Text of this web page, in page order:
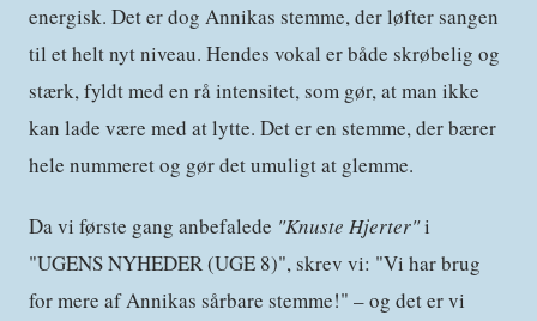
energisk. Det er dog Annikas stemme, der løfter sangen
til et helt nyt niveau. Hendes vokal er både skrøbelig og
stærk, fyldt med en rå intensitet, som gør, at man ikke
kan lade være med at lytte. Det er en stemme, der bærer
hele nummeret og gør det umuligt at glemme.
Da vi første gang anbefalede "Knuste Hjerter"i
"UGENS NYHEDER (UGE 8)", skrev vi: "Vi har brug
for mere af Annikas sårbare stemme!" – og det er vi